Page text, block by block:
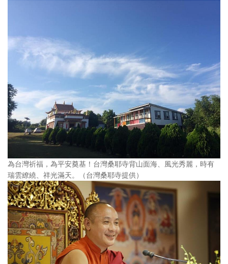
為台灣祈福，為平安奠基！台灣桑耶寺背山面海、風光秀麗，時有
瑞雲繚繞、祥光滿天。（台灣桑耶寺提供）